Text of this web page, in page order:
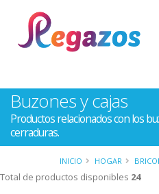
Buzones y cajas
Productos relacionados con los
cerraduras.
INICIO HOGAR
Total de productos disponibles 24